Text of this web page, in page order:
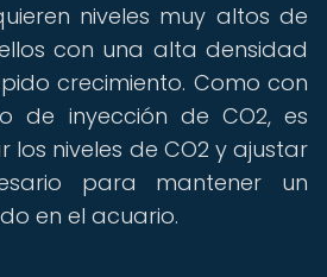
niveles muy altos de
con una alta densidad
crecimiento. Como con
de inyección de CO2, es
los niveles de CO2 y ajustar
para mantener un
en el acuario.